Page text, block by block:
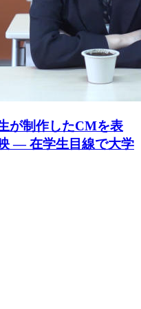
が制作したCMを表
— 在学生目線で大学